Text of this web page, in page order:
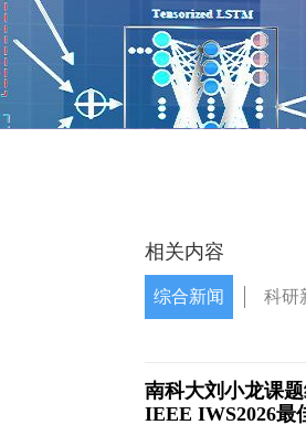
相关内容
综合新闻 科研
南科大刘小龙课
IEEE IWS2026最